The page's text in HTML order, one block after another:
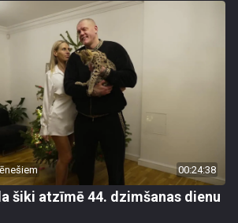
00:24:38
šiki atzīmē 44. dzimšanas dienu